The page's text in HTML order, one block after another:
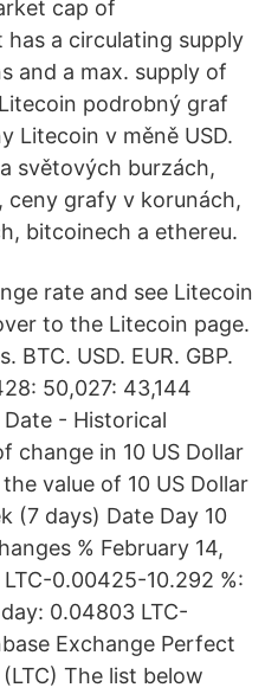
cap of
has a circulating supply
and a max. supply of
podrobný graf
Litecoin v měně USD.
světových burzách,
ceny grafy v korunách,
bitcoinech a ethereu.
rate and see Litecoin
to the Litecoin page.
BTC. USD. EUR. GBP.
50,027: 43,144
- Historical
change in 10 US Dollar
value of 10 US Dollar
(7 days) Date Day 10
% February 14,
0.00425-10.292 %:
0.04803 LTC-
Exchange Perfect
The list below